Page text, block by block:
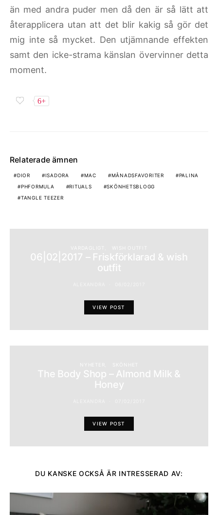
än med andra puder men då den är så lätt att
återapplicera utan att det blir kakig så gör det
mig inte så mycket. Den utjämnande effekten
samt den icke-strama känslan övervinner detta
moment.
6+
Relaterade ämnen
DIOR ISADORA MAC MÅNADSFAVORITER
PALINA
PHFORMULA
RITUALS
SKÖNHETSBLOGG
TANGLE TEEZER
VARDAGLIGT WISH OUTFIT
06|02|2017 – Friskförklarad & wish
outfit
VIEW POST
NYHETER SKÖNHET
The Body Shop – Almond Milk &
Honey
VIEW POST
DU KANSKE OCKSÅ ÄR INTRESSERAD AV: